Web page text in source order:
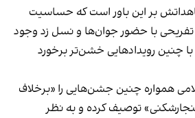
بر این باور است که حساسیت
با حضور جوان‌ها و نسل زد وجود
با چنین رویدادهایی خشن‌تر برخورد
همواره چنین جشن‌هایی را «برخلاف
توصیف کرده و به نظر